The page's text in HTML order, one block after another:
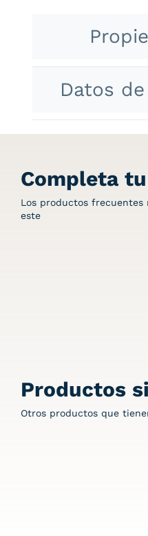
Datos
Completa
Los productos frecuentes
este
Productos
Otros productos que